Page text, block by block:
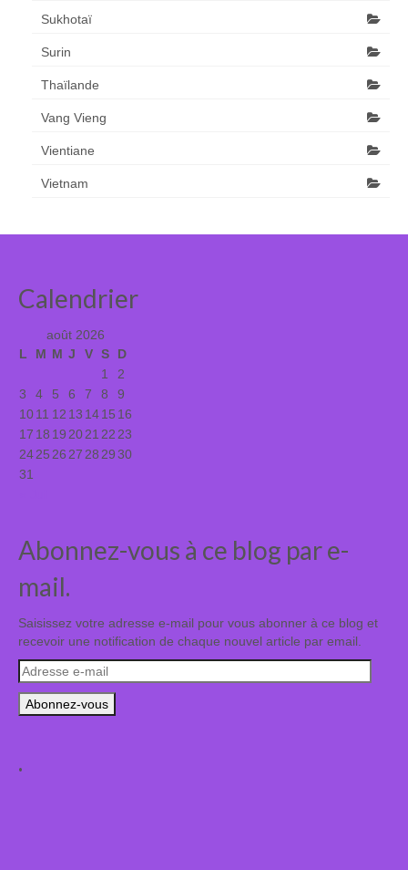
Sukhotaï
Surin
Thaïlande
Vang Vieng
Vientiane
Vietnam
Calendrier
août 2026
L
M M J V S D
1
2
3
4 5 6 7 8
9
1011 12 13 1415 16
17 18 19 2021 22 23
2425 26 27 28 2930
31
Abonnez-vous à ce blog par e-
mail.
Saisissez votre adresse e-mail pour vous abonner à ce blog et
recevoir une notification de chaque nouvel article par email.
Adresse
e-
mail
.